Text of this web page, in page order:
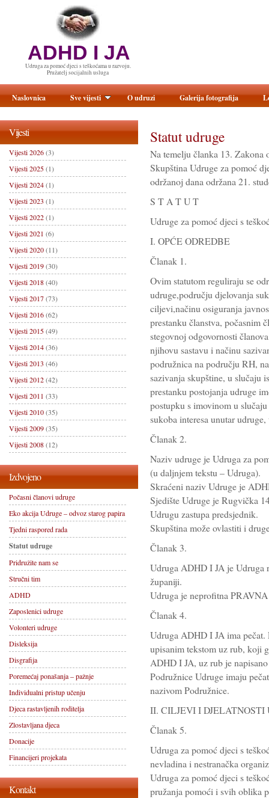
ADHD I JA
Udruga za pomoć djeci s teškoćama u razvoju.
Pružatelj socijalnih usluga
Statut udruge
Na temelju članka 13. Zakona
Skupština Udruge za pomoć
održanoj dana održana 21.
S T A T U T
Udruge za pomoć djeci s
I. OPĆE ODREDBE
Članak 1.
Ovim statutom reguliraju se
udruge,području djelovanja
ciljevi,načinu osiguranja
prestanku članstva, počasnim
stegovnoj odgovornosti
njihovu sastavu i načinu
podružnica na području RH,
sazivanja skupštine, u slučaju
prestanku postojanja udruge
postupku s imovinom u
sukoba interesa unutar
Članak 2.
Naziv udruge je Udruga za
(u daljnjem tekstu – Udruga).
Skraćeni naziv Udruge je
Sjedište Udruge je Rugvička
Udrugu zastupa predsjednik.
Skupština može ovlastiti i
Članak 3.
Udruga ADHD I JA je Udruga
županiji.
Udruga je neprofitna
Članak 4.
Udruga ADHD I JA ima
upisanim tekstom uz rub, koji
ADHD I JA, uz rub je
Podružnice Udruge imaju
nazivom Podružnice.
II. CILJEVI I DJELATNOSTI
Članak 5.
Udruga za pomoć djeci s
nevladina i nestranačka
Udruga za pomoć djeci s
pružanja pomoći i svih oblika
Vijesti
Vijesti 2026(3)
Vijesti 2025(1)
Vijesti 2024(1)
Vijesti 2023 (1)
Vijesti 2022(1)
Vijesti 2021 (6)
Vijesti 2020(11)
Vijesti 2019(30)
Vijesti 2018(40)
Vijesti 2017(73)
Vijesti 2016(62)
Vijesti 2015(49)
Vijesti 2014(36)
Vijesti 2013 (46)
Vijesti 2012(42)
Vijesti 2011 (33)
Vijesti 2010(35)
Vijesti 2009(35)
Vijesti 2008(12)
Izdvojeno
Počasni članovi udruge
Eko akcija Udruge – odvoz starog papira
Tjedni raspored rada
Statut udruge
Pridružite nam se
Stručni tim
ADHD
Zaposlenici udruge
Volonteri udruge
Disleksija
Disgrafija
Poremećaj ponašanja – pažnje
Individualni pristup učenju
Djeca rastavljenih roditelja
Zlostavljana djeca
Donacije
Financijeri projekata
Kontakt
Naslovnica Sve vijesti O udruzi Galerija fotografija